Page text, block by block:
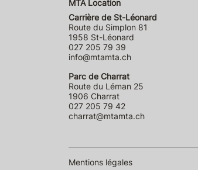
MTA Location
Carrière de St-Léonard
Route du Simplon 81
1958 St-Léonard
027 205 79 39
info@mtamta.ch
Parc de Charrat
Route du Léman 25
1906 Charrat
027 205 79 42
charrat@mtamta.ch
Mentions légales